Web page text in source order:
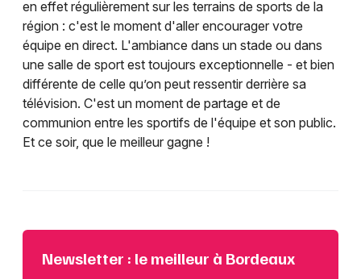
en effet régulièrement sur les terrains de sports de la
région : c'est le moment d'aller encourager votre
équipe en direct. L'ambiance dans un stade ou dans
une salle de sport est toujours exceptionnelle - et bien
différente de celle qu’on peut ressentir derrière sa
télévision. C'est un moment de partage et de
communion entre les sportifs de l'équipe et son public.
Et ce soir, que le meilleur gagne !
Newsletter : le meilleur à Bordeaux